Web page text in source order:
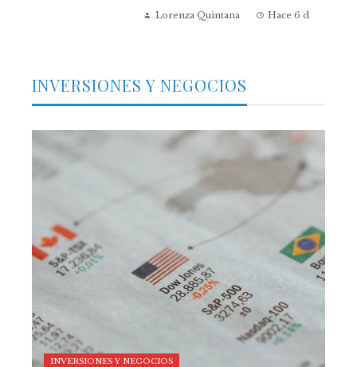
Lorenza Quintana Hace 6 días
INVERSIONES Y NEGOCIOS
INVERSIONES Y NEGOCIOS